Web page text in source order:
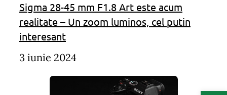
Sigma 28-45 mm F1.8 Art este acum
realitate – Un zoom luminos, cel putin
interesant
3 iunie 2024